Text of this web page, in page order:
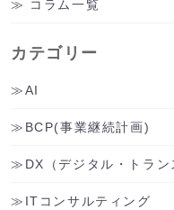
コラム一覧
カテゴリー
AI
BCP(事業継続計画)
DX（デジタル・トラン
ITコンサルティング